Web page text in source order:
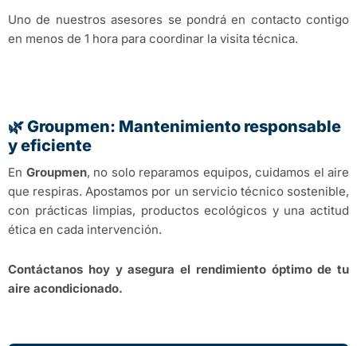
Uno de nuestros asesores se pondrá en contacto contigo
en menos de 1 hora para coordinar la visita técnica.
🌿 Groupmen: Mantenimiento responsable
y eficiente
En Groupmen, no solo reparamos equipos, cuidamos el aire
que respiras. Apostamos por un servicio técnico sostenible,
con prácticas limpias, productos ecológicos y una actitud
ética en cada intervención.
Contáctanos hoy y asegura el rendimiento óptimo de tu
aire acondicionado.